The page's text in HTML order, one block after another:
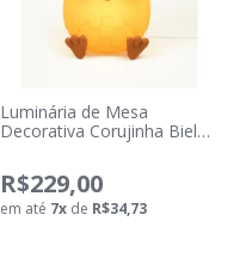
Luminária de Mesa
Decorativa Corujinha Biel
R$229,00
em até 7x de R$34,73